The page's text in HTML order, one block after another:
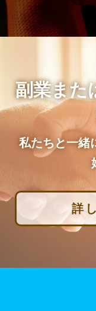
副業また
私たちと一緒
詳